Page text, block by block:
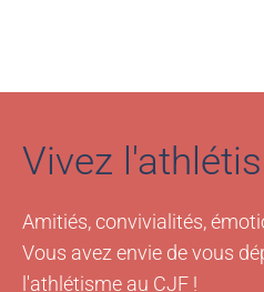
Vivez
Amitiés, convivialités,
Vous avez envie de vous
l'athlétisme au CJF !